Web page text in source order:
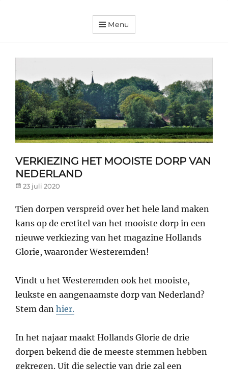
DorpsverenigingMenu
VERKIEZING HET MOOISTE DORP VAN
NEDERLAND
Posted
23 juli 2020
Tien dorpen verspreid over het hele land maken
kans op de eretitel van het mooiste dorp in een
nieuwe verkiezing van het magazine Hollands
Glorie, waaronder Westeremden!
Vindt u het Westeremden ook het mooiste,
leukste en aangenaamste dorp van Nederland?
Stem dan hier.
In het najaar maakt Hollands Glorie de drie
dorpen bekend die de meeste stemmen hebben
gekregen. Uit die selectie van drie zal een